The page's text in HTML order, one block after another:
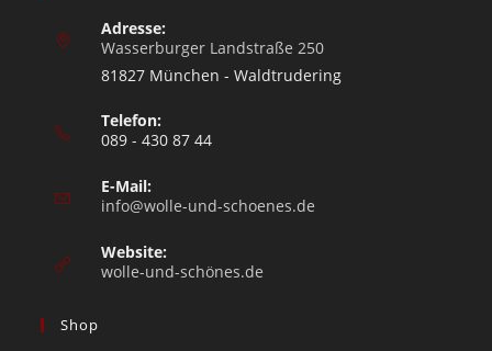
Adresse:
Wasserburger Landstraße 250
81827 München - Waldtrudering
Telefon:
089 - 430 87 44
E-Mail:
info@wolle-und-schoenes.de
Website:
wolle-und-schönes.de
Shop